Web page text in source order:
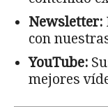
Newsletter:
con
YouTube:
mejores